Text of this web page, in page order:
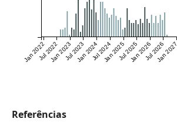
Jan 2022Jul 2022Jan 2023Jul 2023Jan 2024Jul 2024Jan 2025Jul 2025Jan 2026Jul 2026Jan 2027
Referências